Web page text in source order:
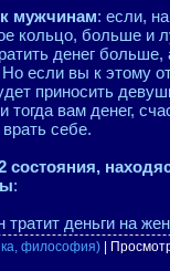
мужчинам: если,
кольцо, больше и
денег
Но если вы к этому
приносить
тогда вам денег,
себе.
состояния,
:
тратит деньги на
философия) |